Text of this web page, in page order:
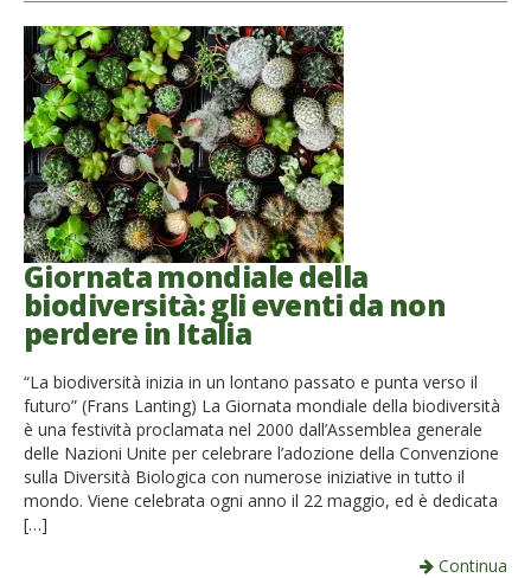
Giornata mondiale della
biodiversità: gli eventi da non
perdere in Italia
“La biodiversità inizia in un lontano passato e punta verso il
futuro” (Frans Lanting) La Giornata mondiale della biodiversità
è una festività proclamata nel 2000 dall’Assemblea generale
delle Nazioni Unite per celebrare l’adozione della Convenzione
sulla Diversità Biologica con numerose iniziative in tutto il
mondo. Viene celebrata ogni anno il 22 maggio, ed è dedicata
[…]
Continua